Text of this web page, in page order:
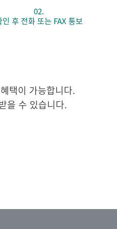
02.
인 후 전화 또는 FAX 통보
택이 가능합니다.
을 수 있습니다.